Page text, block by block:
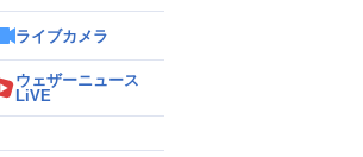
ライブカメラ
ウェザーニュース
LiVE